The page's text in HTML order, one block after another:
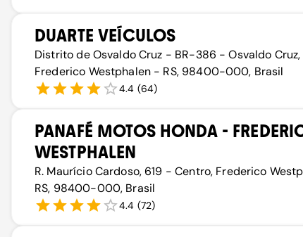
DUARTE VEÍCULOS
Distrito de Osvaldo Cruz - BR-386 - Osvaldo Cruz,
Frederico Westphalen - RS, 98400-000, Brasil
4.4 (64)
PANAFÉ MOTOS HONDA -
WESTPHALEN
R. Maurício Cardoso, 619 - Centro, Frederico
RS, 98400-000, Brasil
4.4 (72)